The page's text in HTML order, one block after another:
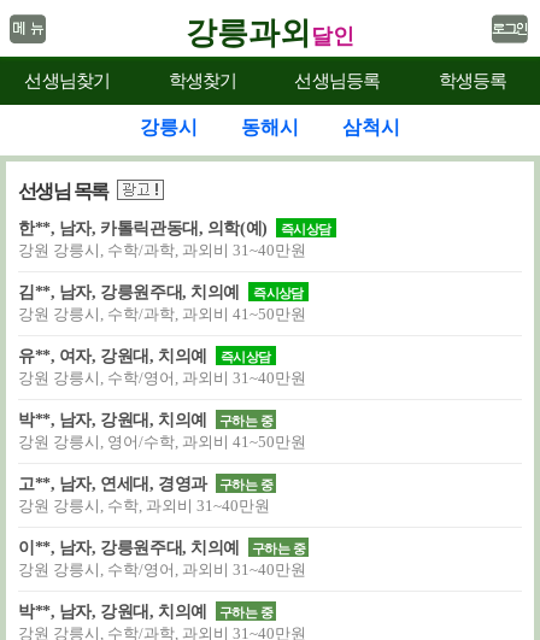
강릉과외 달인
선생님찾기 학생찾기 선생님등록 학생등록
강릉시 동해시 삼척시
선생님 목록
한**, 남자, 카톨릭관동대, 의학(예) 즉시상담
강원 강릉시, 수학/과학, 과외비 31~40만원
김**, 남자, 강릉원주대, 치의예 즉시상담
강원 강릉시, 수학/과학, 과외비 41~50만원
유**, 여자, 강원대, 치의예 즉시상담
강원 강릉시, 수학/영어, 과외비 31~40만원
박**, 남자, 강원대, 치의예 구하는 중
강원 강릉시, 영어/수학, 과외비 41~50만원
고**, 남자, 연세대, 경영과 구하는 중
강원 강릉시, 수학, 과외비 31~40만원
이**, 남자, 강릉원주대, 치의예 구하는 중
강원 강릉시, 수학/영어, 과외비 31~40만원
박**, 남자, 강원대, 치의예 구하는 중
강원 강릉시, 수학/과학, 과외비 31~40만원